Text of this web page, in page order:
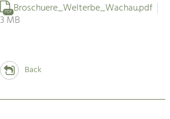
PDF Broschuere_Welterbe_Wachau.pdf
3 MB
Back